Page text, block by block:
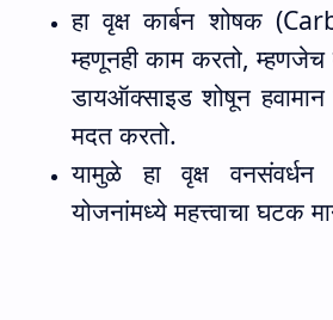
हा वृक्ष कार्बन शोषक (
म्हणूनही काम करतो,म्हणजेच
डायऑक्साइड शोषून
मदत करतो.
यामुळे हा वृक्ष
योजनांमध्ये महत्त्वाचा घटक